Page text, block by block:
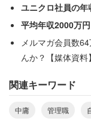
私は現代の管理職
す。中庸とは儒教
ない最適なバラ
のでもなく、中間
ユニクロ社員の
平均年収2000万
メルマガ会員数
んか？【媒体資料】
関連キーワード
中庸 管理職